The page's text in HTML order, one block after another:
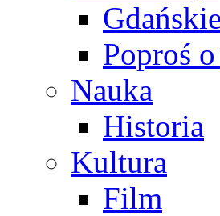
Poproś
Nauka
Historia
Kultura
Film